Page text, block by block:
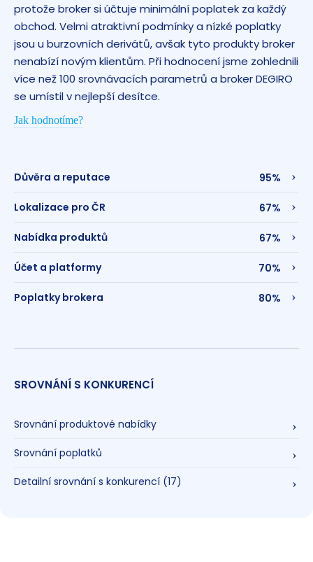
protože broker si účtuje minimální poplatek za každý
obchod. Velmi atraktivní podmínky a nízké poplatky
jsou u burzovních derivátů, avšak tyto produkty broker
nenabízí novým klientům. Při hodnocení jsme zohlednili
více než 100 srovnávacích parametrů a broker DEGIRO
se umístil v nejlepší desítce.
Jak hodnotíme?
Důvěra a reputace 95%
Lokalizace pro ČR 67%
Nabídka produktů 67%
Účet a platformy 70%
Poplatky brokera 80%
SROVNÁNÍ S KONKURENCÍ
Srovnání produktové nabídky
Srovnání poplatků
Detailní srovnání s konkurencí (17)